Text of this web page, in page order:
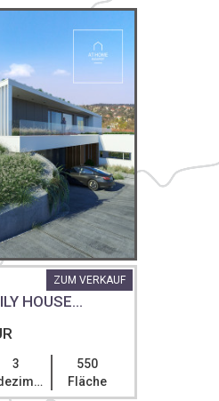
ZUM VERKAUF
HOUSE...
3
Badezimmer
550
Fläche